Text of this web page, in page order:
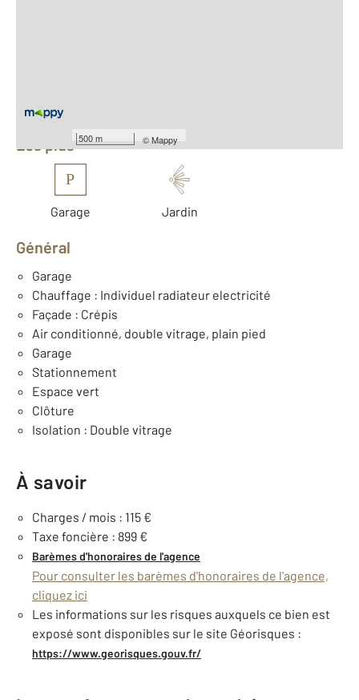
500 m ©Mappy
Équipements
Les plus
P
Garage Jardin
Général
Garage
Chauffage : Individuel radiateur electricité
Façade : Crépis
Air conditionné, double vitrage, plain pied
Garage
Stationnement
Espace vert
Clôture
Isolation : Double vitrage
À savoir
Charges / mois : 115 €
Taxe foncière : 899 €
Barèmes d'honoraires de l'agence
Pour consulter les barèmes d'honoraires de l'agence,
cliquez ici
Les informations sur les risques auxquels ce bien est
exposé sont disponibles sur le site Géorisques :
https://www.georisques.gouv.fr/